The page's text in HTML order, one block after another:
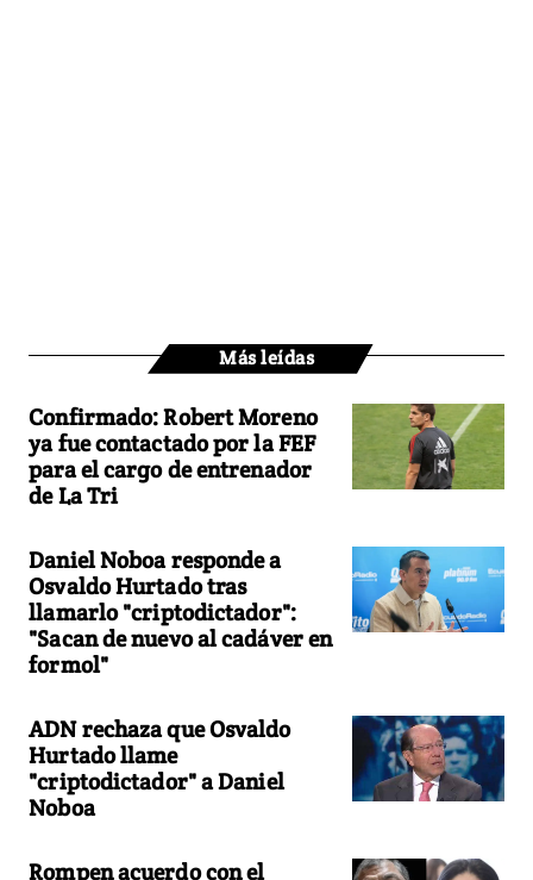
Más leídas
Confirmado: Robert Moreno
ya fue contactado por la FEF
para el cargo de entrenador
de La Tri
Daniel Noboa responde a
Osvaldo Hurtado tras
llamarlo "criptodictador":
"Sacan de nuevo al cadáver en
formol"
ADN rechaza que Osvaldo
Hurtado llame
"criptodictador" a Daniel
Noboa
Rompen acuerdo con el